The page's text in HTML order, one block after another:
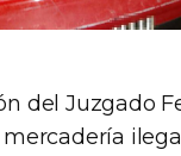
del Juzgado